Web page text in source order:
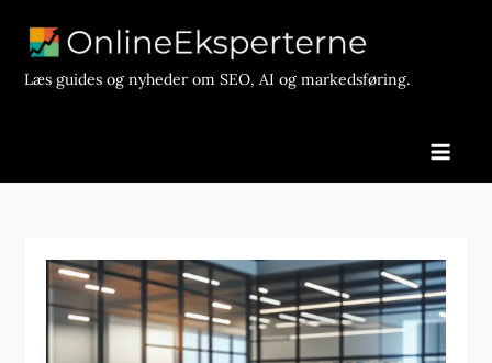
contentLæs guides og nyheder om SEO, AI og markedsføring.